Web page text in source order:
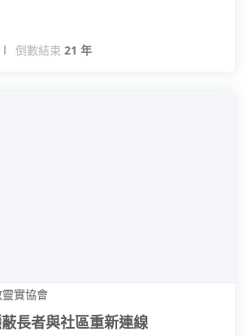
倒數結束 21 年
實協會
長者與社區重新連線